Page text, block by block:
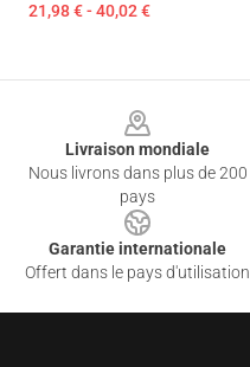
21,98 € - 40,02 €
Livraison mondiale
Nous livrons dans plus de 200
pays
Garantie internationale
Offert dans le pays d'utilisation